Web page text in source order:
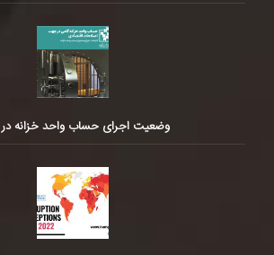
وضعیت اجرای حساب واحد خزانه در